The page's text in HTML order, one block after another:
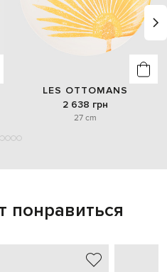
LES OTTOMANS
2 638 грн
27 cm
понравиться